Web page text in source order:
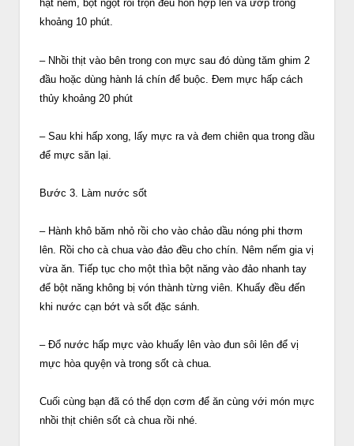
hạt nêm, bột ngọt rồi trộn đều hỗn hợp lên và ướp trong
khoảng 10 phút.
– Nhồi thịt vào bên trong con mực sau đó dùng tăm ghim 2
đầu hoặc dùng hành lá chín để buộc. Đem mực hấp cách
thủy khoảng 20 phút
– Sau khi hấp xong, lấy mực ra và đem chiên qua trong dầu
để mực săn lại.
Bước 3. Làm nước sốt
– Hành khô băm nhỏ rồi cho vào chảo dầu nóng phi thơm
lên. Rồi cho cà chua vào đảo đều cho chín. Nêm nếm gia vị
vừa ăn. Tiếp tục cho một thìa bột năng vào đảo nhanh tay
để bột năng không bị vón thành từng viên. Khuấy đều đến
khi nước cạn bớt và sốt đặc sánh.
– Đổ nước hấp mực vào khuấy lên vào đun sôi lên để vị
mực hòa quyện và trong sốt cà chua.
Cuối cùng bạn đã có thể dọn cơm để ăn cùng với món mực
nhồi thịt chiên sốt cà chua rồi nhé.